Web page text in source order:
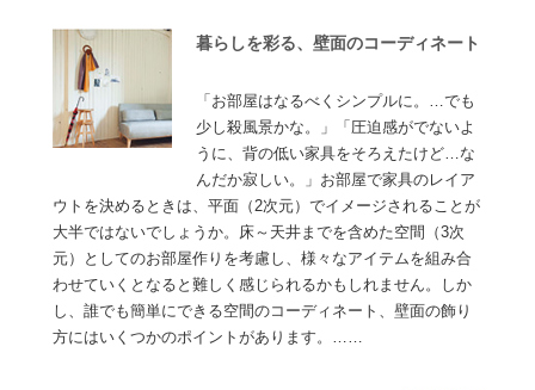
暮らしを彩る、壁面のコーディネート
「お部屋はなるべくシンプルに。…でも
少し殺風景かな。」「圧迫感がでないよ
うに、背の低い家具をそろえたけど…な
んだか寂しい。」お部屋で家具のレイア
ウトを決めるときは、平面（2次元）でイメージされることが
大半ではないでしょうか。床～天井までを含めた空間（3次
元）としてのお部屋作りを考慮し、様々なアイテムを組み合
わせていくとなると難しく感じられるかもしれません。しか
し、誰でも簡単にできる空間のコーディネート、壁面の飾り
方にはいくつかのポイントがあります。……